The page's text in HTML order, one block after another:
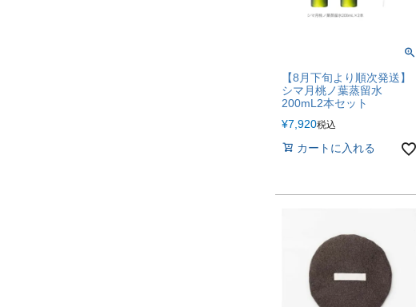
【8月下旬より順次発送】
シマ月桃ノ葉蒸留水
200mL2本セット
¥7,920税込
カートに入れる